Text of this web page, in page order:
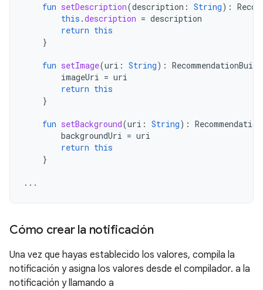
fun setDescription(description : String):
this .description = description
return this
}
fun setImage(uri : String):
imageUri = uri
return this
}
fun setBackground(uri : String):
backgroundUri = uri
return this
}
...
Cómo crear la notificación
Una vez que hayas establecido los valores, compila la
notificación y asigna los valores desde el compilador. a la
notificación y llamando a